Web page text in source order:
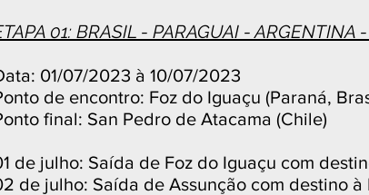
01: BRASIL - PARAGUAI - ARGENTINA
01/07/2023 à 10/07/2023
de encontro: Foz do Iguaçu (Paraná,
final: San Pedro de Atacama (Chile)
de julho: Saída de Foz do Iguaçu com
de julho: Saída de Assunção com destino à